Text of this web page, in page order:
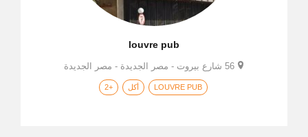
louvre pub
56 شارع بيروت - مصر الجديدة - مصر الجديدة
LOUVRE PUB أكل +2